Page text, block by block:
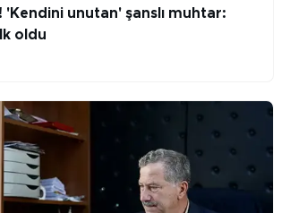
'Kendini unutan' şanslı muhtar:
oldu